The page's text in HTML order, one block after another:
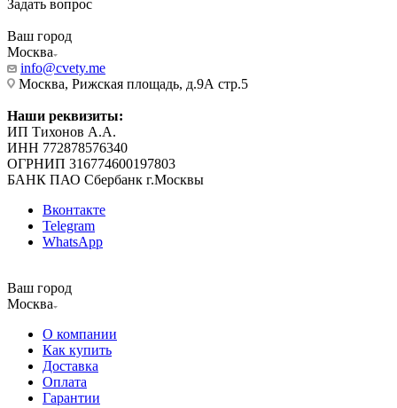
Задать вопрос
Ваш город
Москва
info@cvety.me
Москва, Рижская площадь, д.9А стр.5
Наши реквизиты:
ИП Тихонов А.А.
ИНН 772878576340
ОГРНИП 316774600197803
БАНК ПАО Сбербанк г.Москвы
Вконтакте
Telegram
WhatsApp
Ваш город
Москва
О компании
Как купить
Доставка
Оплата
Гарантии